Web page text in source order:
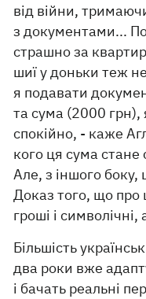
від війни,
з документами...
страшно за
шиї у доньки теж
я подавати
та сума (2000 грн),
спокійно, - каже
кого ця сума
Але, з іншого боку,
Доказ того, що
гроші і
Більшість
два роки вже
і бачать реальні